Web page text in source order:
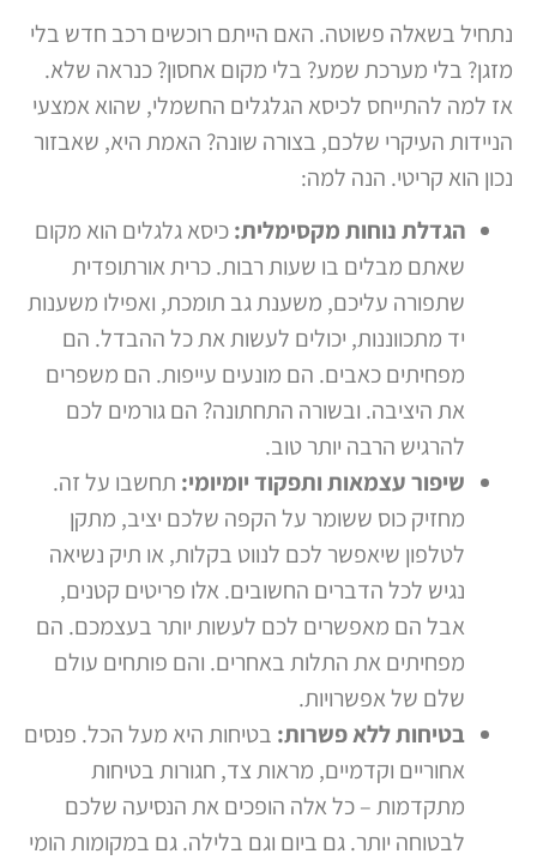
נתחיל בשאלה פשוטה. האם הייתם רוכשים רכב חדש בלי
מזגן? בלי מערכת שמע? בלי מקום אחסון? כנראה שלא.
אז למה להתייחס לכיסא הגלגלים החשמלי, שהוא אמצעי
הניידות העיקרי שלכם, בצורה שונה? האמת היא, שאבזור
נכון הוא קריטי. הנה למה:
הגדלת נוחות מקסימלית:כיסא גלגלים הוא מקום
שאתם מבלים בו שעות רבות. כרית אורתופדית
שתפורה עליכם, משענת גב תומכת, ואפילו משענות
יד מתכווננות, יכולים לעשות את כל ההבדל. הם
מפחיתים כאבים. הם מונעים עייפות. הם משפרים
את היציבה. ובשורה התחתונה? הם גורמים לכם
להרגיש הרבה יותר טוב.
שיפור עצמאות ותפקוד יומיומי:תחשבו על זה.
מחזיק כוס ששומר על הקפה שלכם יציב, מתקן
לטלפון שיאפשר לכם לנווט בקלות, או תיק נשיאה
נגיש לכל הדברים החשובים. אלו פריטים קטנים,
אבל הם מאפשרים לכם לעשות יותר בעצמכם. הם
מפחיתים את התלות באחרים. והם פותחים עולם
שלם של אפשרויות.
בטיחות ללא פשרות:בטיחות היא מעל הכל. פנסים
אחוריים וקדמיים, מראות צד, חגורות בטיחות
מתקדמות – כל אלה הופכים את הנסיעה שלכם
לבטוחה יותר. גם ביום וגם בלילה. גם במקומות הומי